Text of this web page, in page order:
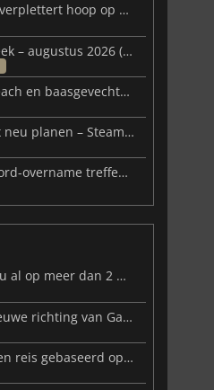
Steam Frame-prijs lekt uit en verplettert hoop op betaalbare VR
Niuwe Videogames van de week – augustus 2026 (week 32)
Palworld-update maakt Sunreach en baasgevechten stabieler
Microsoft könnte Project Helix neu planen – Steam-Support wackelt
Malware-kaarten en een Discord-overname treffen Meccha Chameleon
Resident Evil Veronica staat nu al op meer dan 2 miljoen verlanglijstjes
Beast of Reincarnation: de nieuwe richting van Game Freak
Big Walk is nu verkrijgbaar: een reis gebaseerd op vriendschap